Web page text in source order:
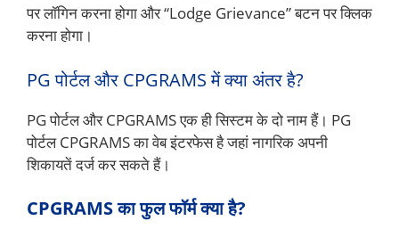
पर लॉगिन करना होगा और “Lodge Grievance” बटन पर क्लिक
करना होगा।
PG पोर्टल और CPGRAMS में क्या अंतर है?
PG पोर्टल और CPGRAMS एक ही सिस्टम के दो नाम हैं। PG
पोर्टल CPGRAMS का वेब इंटरफेस है जहां नागरिक अपनी
शिकायतें दर्ज कर सकते हैं।
CPGRAMS का फुल फॉर्म क्या है?